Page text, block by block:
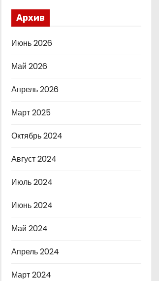
Архив
Июнь 2026
Май 2026
Апрель 2026
Март 2025
Октябрь 2024
Август 2024
Июль 2024
Июнь 2024
Май 2024
Апрель 2024
Март 2024